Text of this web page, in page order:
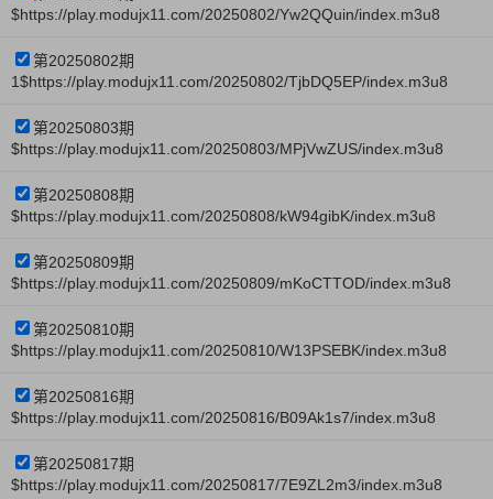
$https://play.modujx11.com/20250802/Yw2QQuin/index.m3u8
第20250802期
1$https://play.modujx11.com/20250802/TjbDQ5EP/index.m3u8
第20250803期
$https://play.modujx11.com/20250803/MPjVwZUS/index.m3u8
第20250808期
$https://play.modujx11.com/20250808/kW94gibK/index.m3u8
第20250809期
$https://play.modujx11.com/20250809/mKoCTTOD/index.m3u8
第20250810期
$https://play.modujx11.com/20250810/W13PSEBK/index.m3u8
第20250816期
$https://play.modujx11.com/20250816/B09Ak1s7/index.m3u8
第20250817期
$https://play.modujx11.com/20250817/7E9ZL2m3/index.m3u8